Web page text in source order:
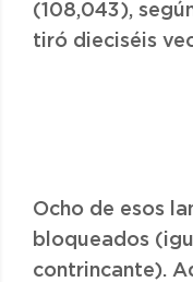
(108,043),
tiró dieciséis
Ocho de esos
bloqueados
contrincante).